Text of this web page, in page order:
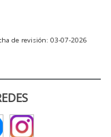
de revisión: 03-07-2026